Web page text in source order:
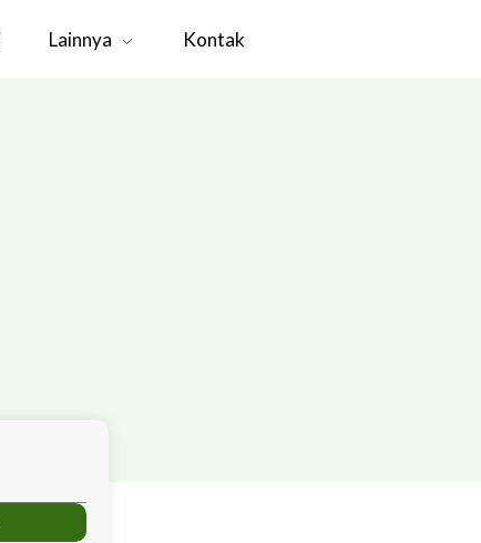
Lainnya Kontak